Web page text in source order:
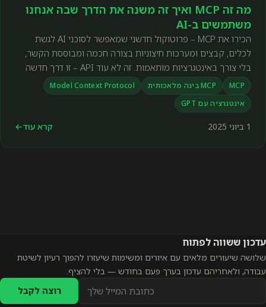
מה זה MCP ואיך זה משנה את הדרך שבה אנחנו
משתמשים ב-AI
הכירו את MCP – פרוטוקול חדשני שמאפשר לסוכני AI לגשת
לכלים, קבצים ומערכות חיצוניות בצורה חכמה ומבוססת הקשר,
בלי צורך באינטגרציות מותאמות. זה לא עוד API – זו דרך חדשה
לעבוד עם בינה מלאכותית.
MCP MCP בינה מלאכותית
Model Context Protocol
אינטגרציה עם GPT
1 ביוני 2025 קרא עוד←
עדכון ששווה לפתוח
שלושה שיעורים מלאים עם איורים ומשימות שיעזרו להפוך רעיון לשיטת
עבודה, ולאחריהם עדכון בערך פעם בחודש — בלי להציף.
אימייל
רוצה לקבל